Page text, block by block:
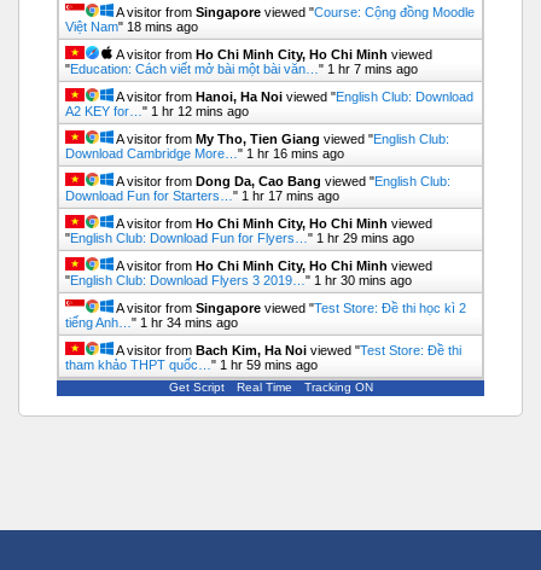
A visitor from Singapore viewed "Course: Cộng đồng Moodle
Việt Nam" 18 mins ago
A visitor from Ho Chi Minh City, Ho Chi Minh viewed
"Education: Cách viết mở bài một bài văn… " 1 hr 7 mins ago
A visitor from Hanoi, Ha Noi viewed "English Club: Download
A2 KEY for… " 1 hr 12 mins ago
A visitor from My Tho, Tien Giang viewed "English Club:
Download Cambridge More… " 1 hr 16 mins ago
A visitor from Dong Da, Cao Bang viewed "English Club:
Download Fun for Starters… " 1 hr 17 mins ago
A visitor from Ho Chi Minh City, Ho Chi Minh viewed
"English Club: Download Fun for Flyers… " 1 hr 29 mins ago
A visitor from Ho Chi Minh City, Ho Chi Minh viewed
"English Club: Download Flyers 3 2019… " 1 hr 30 mins ago
A visitor from Singapore viewed "Test Store: Đề thi học kì 2
tiếng Anh… " 1 hr 34 mins ago
A visitor from Bach Kim, Ha Noi viewed "Test Store: Đề thi
tham khảo THPT quốc… " 1 hr 59 mins ago
Get Script Real Time Tracking ON